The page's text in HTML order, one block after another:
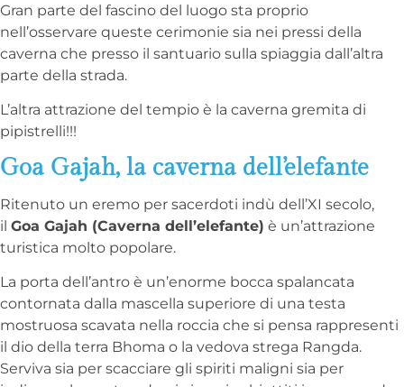
Gran parte del fascino del luogo sta proprio
nell’osservare queste cerimonie sia nei pressi della
caverna che presso il santuario sulla spiaggia dall’altra
parte della strada.
L’altra attrazione del tempio è la caverna gremita di
pipistrelli!!!
Goa Gajah, la caverna dell’elefante
Ritenuto un eremo per sacerdoti indù dell’XI secolo,
il Goa Gajah (Caverna dell’elefante) è un’attrazione
turistica molto popolare.
La porta dell’antro è un’enorme bocca spalancata
contornata dalla mascella superiore di una testa
mostruosa scavata nella roccia che si pensa rappresenti
il dio della terra Bhoma o la vedova strega Rangda.
Serviva sia per scacciare gli spiriti maligni sia per